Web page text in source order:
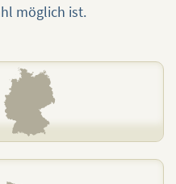
möglich ist.